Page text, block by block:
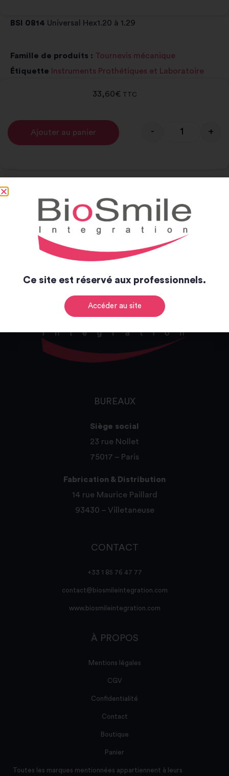
BSI 0814 Universal Hex1.20 à 1.29
Famille de produits : Tournevis mécanique
Étiquette
Instruments Prothétiques et Laboratoire
33,60€ TTC
- +
Ajouter au panier
Catalogue
BUREAUX
Siège social
23 rue Nollet
75017 – Paris
Fabrication & Distribution
14 rue Maurice Paillard
93430 – Villetaneuse
CONTACT
+33 1 85 76 47 77
contact@biosmileintegration.com
www.biosmileintegration.com
À PROPOS
Mentions légales
CGV
Confidentialité
Contact
Boutique
Panier
Toutes les marques mentionnées appartiennent à leurs
Ce site est réservé aux professionnels.
Accéder au site